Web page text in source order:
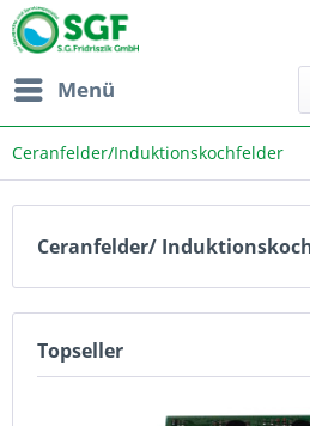
Menü
Ceranfelder/Induktionskochfelder
Ceranfelder/
Topseller